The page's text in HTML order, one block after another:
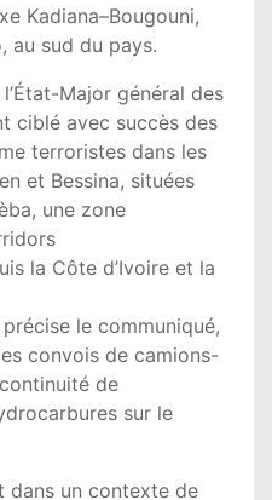
Kadiana–Bougouni,
au sud du pays.
Major général des
ciblé avec succès des
terroristes dans les
et Bessina, situées
une zone
la Côte d’Ivoire et la
le communiqué,
convois de camions-
de
sur le
dans un contexte de